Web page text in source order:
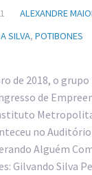
ALEXANDRE
SILVA, POTIBONES
de 2018, o
de
no
Alguém
Gilvando Silva